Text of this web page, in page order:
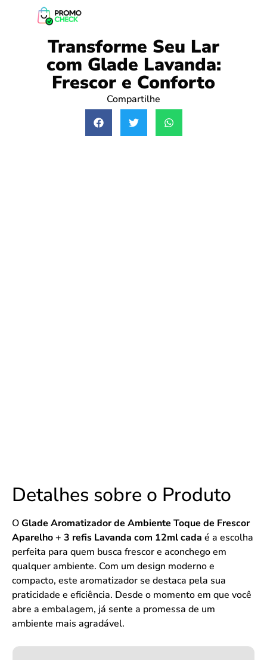
Transforme Seu Lar
com Glade Lavanda:
Frescor e Conforto
Compartilhe
Detalhes sobre o Produto
OGlade Aromatizador de Ambiente Toque de Frescor
Aparelho + 3 refis Lavanda com 12ml cada é a escolha
perfeita para quem busca frescor e aconchego em
qualquer ambiente. Com um design moderno e
compacto, este aromatizador se destaca pela sua
praticidade e eficiência. Desde o momento em que você
abre a embalagem, já sente a promessa de um
ambiente mais agradável.